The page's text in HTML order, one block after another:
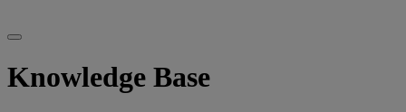
Knowledge Base